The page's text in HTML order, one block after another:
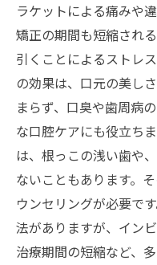
ラケットによる痛みや
矯正の期間も短縮され
引くことによるストレ
の効果は、口元の美し
まらず、口臭や歯周病
な口腔ケアにも役立ち
は、根っこの浅い歯や
ないこともあります。
ウンセリングが必要で
法がありますが、イン
治療期間の短縮など、